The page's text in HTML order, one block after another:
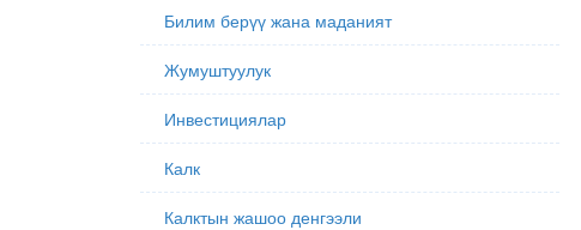
Билим берүү жана маданият
Жумуштуулук
Инвестициялар
Калк
Калктын жашоо денгээли